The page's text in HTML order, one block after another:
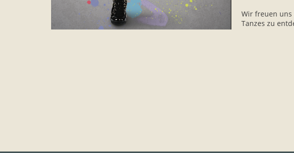
Wir freuen uns
Tanzes zu